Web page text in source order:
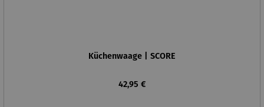
Küchenwaage | SCORE
Regulärer Preis:
42,95 €